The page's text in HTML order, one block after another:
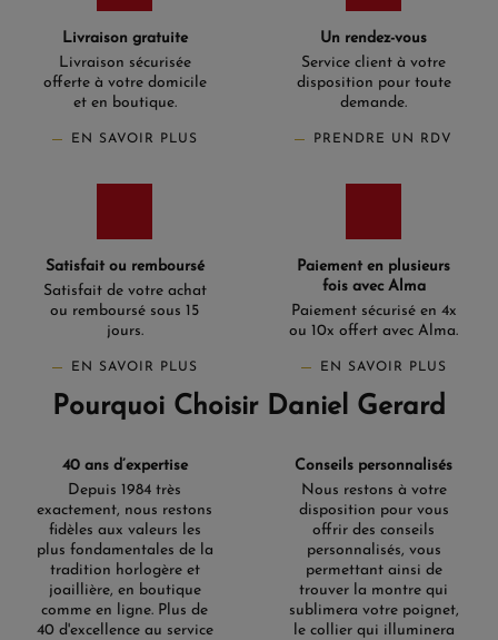
Livraison gratuite
Livraison sécurisée
offerte à votre domicile
et en boutique.
EN SAVOIR PLUS
Un rendez-vous
Service client à votre
disposition pour toute
demande.
PRENDRE UN RDV
Satisfait ou remboursé
Satisfait de votre achat
ou remboursé sous 15
jours.
EN SAVOIR PLUS
Paiement en plusieurs
fois avec Alma
Paiement sécurisé en 4x
ou 10x offert avec Alma.
EN SAVOIR PLUS
Pourquoi Choisir Daniel Gerard
40 ans d’expertise
Depuis 1984 très
exactement, nous restons
fidèles aux valeurs les
plus fondamentales de la
tradition horlogère et
joaillière, en boutique
comme en ligne. Plus de
40 d'excellence au service
Conseils personnalisés
Nous restons à votre
disposition pour vous
offrir des conseils
personnalisés, vous
permettant ainsi de
trouver la montre qui
sublimera votre poignet,
le collier qui illuminera